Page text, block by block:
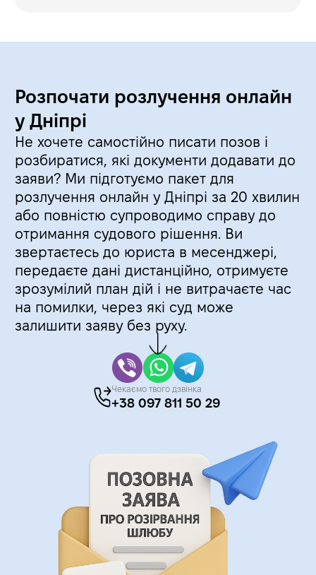
Розпочати розлучення онлайн
у Дніпрі
Не хочете самостійно писати позов і
розбиратися, які документи додавати до
заяви? Ми підготуємо пакет для
розлучення онлайн у Дніпрі за 20 хвилин
або повністю супроводимо справу до
отримання судового рішення. Ви
звертаєтесь до юриста в месенджері,
передаєте дані дистанційно, отримуєте
зрозумілий план дій і не витрачаєте час
на помилки, через які суд може
залишити заяву без руху.
Чекаємо твого дзвінка
+38 097 811 50 29